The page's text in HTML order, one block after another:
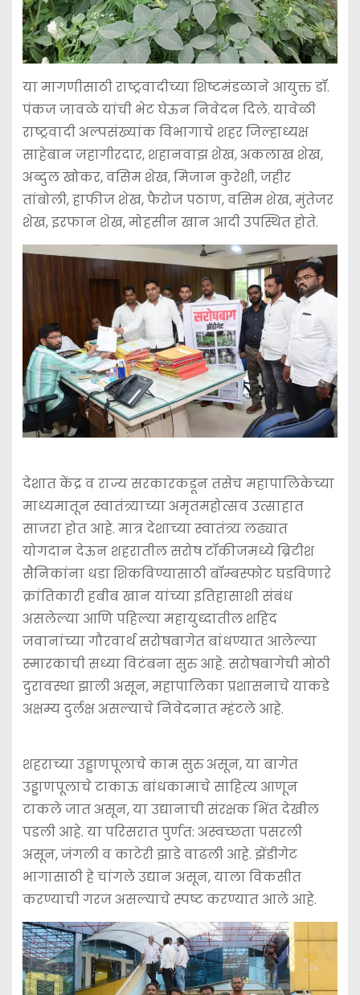
या मागणीसाठी राष्ट्रवादीच्या शिष्टमंडळाने आयुक्त डॉ.
पंकज जावळे यांची भेट घेऊन निवेदन दिले. यावेळी
राष्ट्रवादी अल्पसंख्यांक विभागाचे शहर जिल्हाध्यक्ष
साहेबान जहागीरदार, शहानवाझ शेख, अकलाख शेख,
अब्दुल खोकर, वसिम शेख, मिजान कुरेशी, जहीर
तांबोली, हाफीज शेख, फैरोज पठाण, वसिम शेख, मुंतेजर
शेख, इरफान शेख, मोहसीन खान आदी उपस्थित होते.
देशात केंद्र व राज्य सरकारकडून तसेच महापालिकेच्या
माध्यमातून स्वातंत्र्याच्या अमृतमहोत्सव उत्साहात
साजरा होत आहे. मात्र देशाच्या स्वातंत्र्य लढ्यात
योगदान देऊन शहरातील सरोष टॉकीजमध्ये ब्रिटीश
सैनिकांना धडा शिकविण्यासाठी बॉम्बस्फोट घडविणारे
क्रांतिकारी हबीब खान यांच्या इतिहासाशी संबंध
असलेल्या आणि पहिल्या महायुध्दातील शहिद
जवानांच्या गौरवार्थ सरोषबागेत बांधण्यात आलेल्या
स्मारकाची सध्या विटंबना सुरु आहे. सरोषबागेची मोठी
दुरावस्था झाली असून, महापालिका प्रशासनाचे याकडे
अक्षम्य दुर्लक्ष असल्याचे निवेदनात म्हंटले आहे.
शहराच्या उड्डाणपूलाचे काम सुरु असून, या बागेत
उड्डाणपूलाचे टाकाऊ बांधकामाचे साहित्य आणून
टाकले जात असून, या उद्यानाची संरक्षक भिंत देखील
पडली आहे. या परिसरात पुर्णत: अस्वच्छता पसरली
असून, जंगली व काटेरी झाडे वाढली आहे. झेंडीगेट
भागासाठी हे चांगले उद्यान असून, याला विकसीत
करण्याची गरज असल्याचे स्पष्ट करण्यात आले आहे.